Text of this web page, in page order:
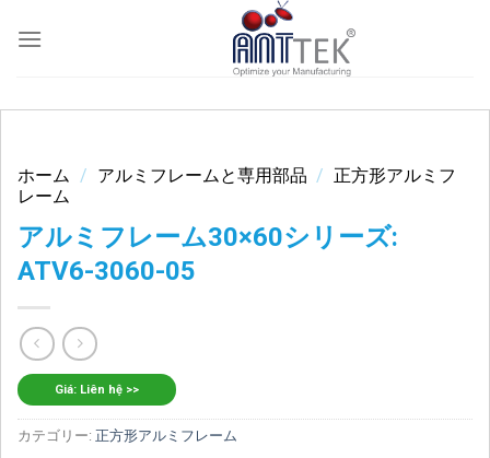
ホーム / アルミフレームと専用部品 / 正方形アルミフ
レーム
アルミフレーム30×60シリーズ:
ATV6-3060-05
Giá: Liên hệ >>
カテゴリー: 正方形アルミフレーム